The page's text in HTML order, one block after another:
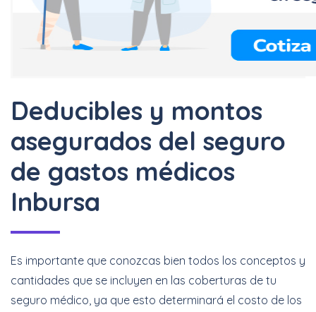
Deducibles y montos
asegurados del seguro
de gastos médicos
Inbursa
Es importante que conozcas bien todos los conceptos y
cantidades que se incluyen en las coberturas de tu
seguro médico, ya que esto determinará el costo de los